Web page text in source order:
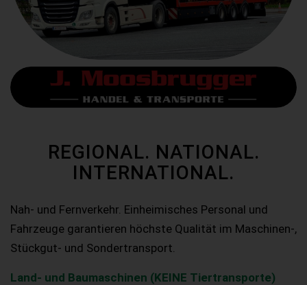
REGIONAL. NATIONAL.
INTERNATIONAL.
Nah- und Fernverkehr. Einheimisches Personal und
Fahrzeuge garantieren höchste Qualität im Maschinen-,
Stückgut- und Sondertransport.
Land- und Baumaschinen (KEINE Tiertransporte)